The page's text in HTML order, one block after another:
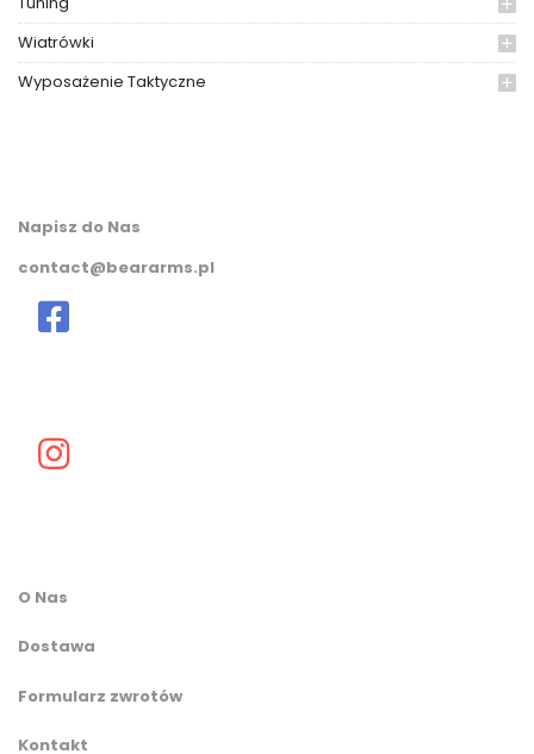
Wiatrówki
Wyposażenie Taktyczne
Napisz do Nas
contact@beararms.pl
O Nas
Dostawa
Formularz zwrotów
Kontakt